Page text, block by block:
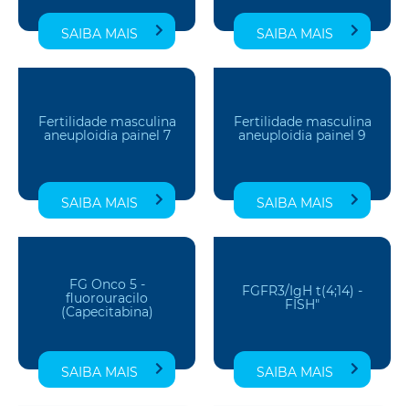
SAIBA MAIS SAIBA MAIS
Fertilidade masculina
aneuploidia painel 7
SAIBA MAIS
Fertilidade masculina
aneuploidia painel 9
SAIBA MAIS
FG Onco 5 -
fluorouracilo
(Capecitabina)
SAIBA MAIS
FGFR3/IgH t(4;14) -
FISH"
SAIBA MAIS